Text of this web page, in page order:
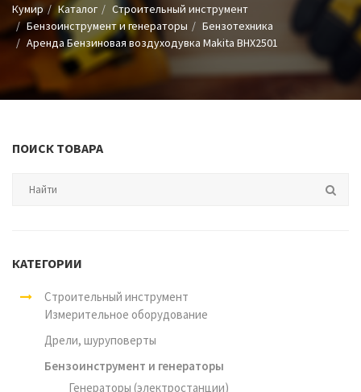
Кумир Каталог
Строительный инструмент
Бензоинструмент и генераторы
Бензотехника
Аренда Бензиновая воздуходувка Makita BHX2501
ПОИСК ТОВАРА
КАТЕГОРИИ
Строительный инструмент
Измерительное оборудование
Дрели, шуруповерты
Бензоинструмент и генераторы
Генераторы (электростанции)